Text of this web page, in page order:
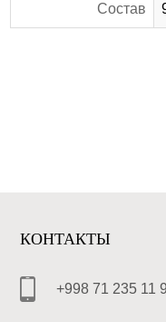
Состав
КОНТАКТЫ
+998 71 235 11